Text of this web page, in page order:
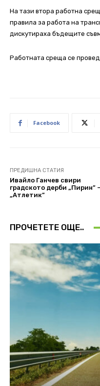
На тази втора работна
правила за работа на
дискутираха бъдещите
Работната среща се
Facebook
ПРЕДИШНА СТАТИЯ
Ивайло Ганчев свири
градското дерби „Пирин” –
„Атлетик”
ПРОЧЕТЕТЕ ОЩЕ..